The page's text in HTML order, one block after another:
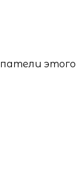
этого